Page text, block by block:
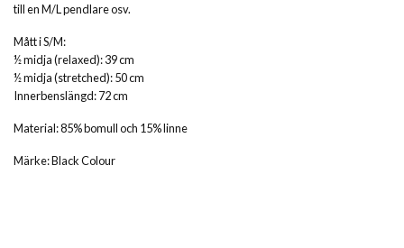
till en M/L pendlare osv.
Mått i S/M:
½ midja (relaxed): 39 cm
½ midja (stretched): 50 cm
Innerbenslängd: 72 cm
Material: 85% bomull och 15% linne
Märke: Black Colour